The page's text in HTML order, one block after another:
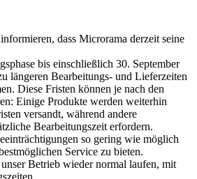
dass Microrama derzeit seine
bis einschließlich 30. September
längeren Bearbeitungs- und Lieferzeiten
Diese Fristen können je nach den
Einige Produkte werden weiterhin
versandt, während andere
Bearbeitungszeit erfordern.
so gering wie möglich
Service zu bieten.
Betrieb wieder normal laufen, mit